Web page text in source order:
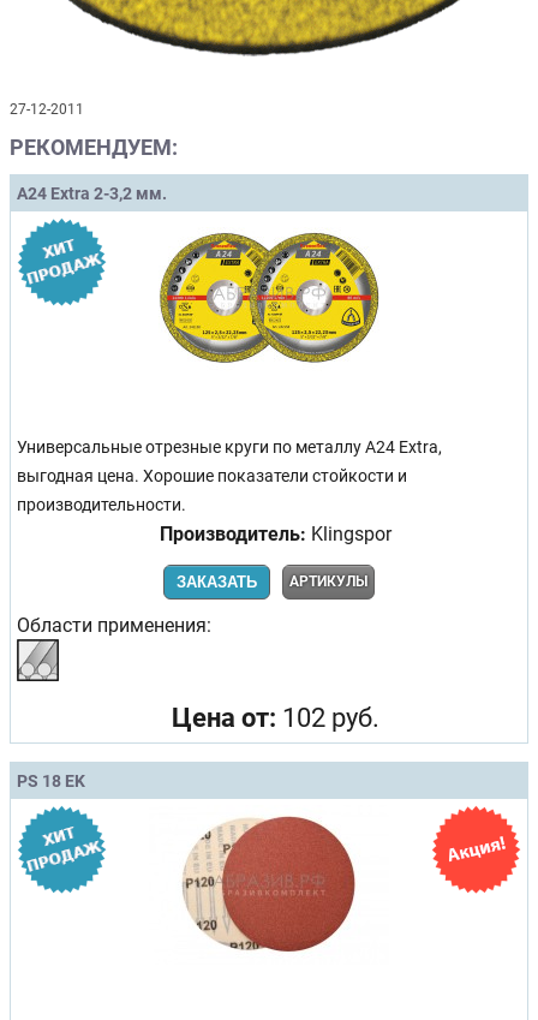
27-12-2011
РЕКОМЕНДУЕМ:
A24 Extra 2-3,2 мм.
Универсальные отрезные круги по металлу A24 Extra,
выгодная цена. Хорошие показатели стойкости и
производительности.
Производитель: Klingspor
ЗАКАЗАТЬ АРТИКУЛЫ
Области применения:
Цена от: 102 руб.
PS 18 EK